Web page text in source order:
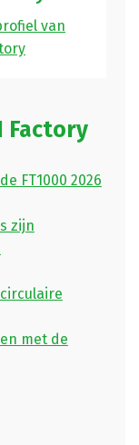
van
Factory
FT1000 2026
zijn
met de